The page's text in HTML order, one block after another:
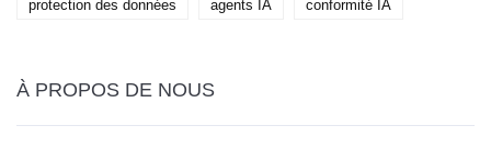
protection des données agents IA conformité IA
À PROPOS DE NOUS